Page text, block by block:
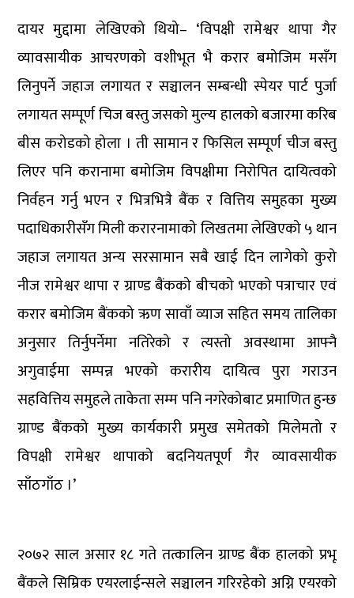
दायर मुद्दामा लेखिएको थियो– ‘विपक्षी रामेश्वर थापा गैर
व्यावसायीक आचरणको वशीभूत भै करार बमोजिम मसँग
लिनुपर्ने जहाज लगायत र सञ्चालन सम्बन्धी स्पेयर पार्ट पुर्जा
लगायत सम्पूर्ण चिज बस्तु जसको मुल्य हालको बजारमा करिब
बीस करोडको होला । ती सामान र फिसिल सम्पूर्ण चीज बस्तु
लिएर पनि करानामा बमोजिम विपक्षीमा निरोपित दायित्वको
निर्वहन गर्नु भएन र भित्रभित्रै बैंक र वित्तिय समुहका मुख्य
पदाधिकारीसँग मिली करारनामाको लिखतमा लेखिएको ५ थान
जहाज लगायत अन्य सरसामान सबै खाई दिन लागेको कुरो
नीज रामेश्वर थापा र ग्राण्ड बैंकको बीचको भएको पत्राचार एवं
करार बमोजिम बैंकको ऋण सावाँ व्याज सहित समय तालिका
अनुसार तिर्नुपर्नेमा नतिरेको र त्यस्तो अवस्थामा आफ्नै
अगुवाईमा सम्पन्न भएको करारीय दायित्व पुरा गराउन
सहवित्तिय समुहले ताकेता सम्म पनि नगरेकोबाट प्रमाणित हुन्छ
ग्राण्ड बैंकको मुख्य कार्यकारी प्रमुख समेतको मिलेमतो र
विपक्षी रामेश्वर थापाको बदनियतपूर्ण गैर व्यावसायीक
साँठगाँठ ।’
२०७२ साल असार १८ गते तत्कालिन ग्राण्ड बैंक हालको प्रभू
बैंकले सिम्रिक एयरलाईन्सले सञ्चालन गरिरहेको अग्नि एयरको